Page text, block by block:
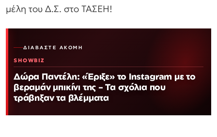
μέλη του Δ.Σ. στο ΤΑΣΕΗ!
ΔΙΑΒΆΣΤΕ ΑΚΌΜΗ
SHOWBIZ
Δώρα Παντέλη: «Έριξε» το Instagram με το
βεραμάν μπικίνι της – Τα σχόλια που
τράβηξαν τα βλέμματα